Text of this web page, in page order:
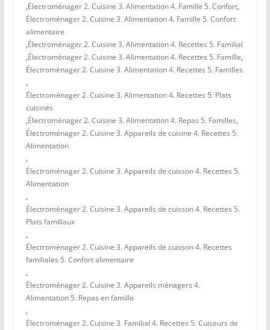
,Électroménager 2. Cuisine 3. Alimentation 4. Famille 5. Confort,
Électroménager 2. Cuisine 3. Alimentation 4. Famille 5. Confort
alimentaire
,Électroménager 2. Cuisine 3. Alimentation 4. Recettes 5. Familial
,Électroménager 2. Cuisine 3. Alimentation 4. Recettes 5. Famille,
Électroménager 2. Cuisine 3. Alimentation 4. Recettes 5. Familles
,
Électroménager 2. Cuisine 3. Alimentation 4. Recettes 5. Plats
cuisinés
,Électroménager 2. Cuisine 3. Alimentation 4. Repas 5. Familles,
Électroménager 2. Cuisine 3. Appareils de cuisine 4. Recettes 5.
Alimentation
,
Électroménager 2. Cuisine 3. Appareils de cuisson 4. Recettes 5.
Alimentation
,
Électroménager 2. Cuisine 3. Appareils de cuisson 4. Recettes 5.
Plats familiaux
,
Électroménager 2. Cuisine 3. Appareils de cuisson 4. Recettes
familiales 5. Confort alimentaire
,
Électroménager 2. Cuisine 3. Appareils ménagers 4.
Alimentation 5. Repas en famille
,
Électroménager 2. Cuisine 3. Familial 4. Recettes 5. Cuiseurs de